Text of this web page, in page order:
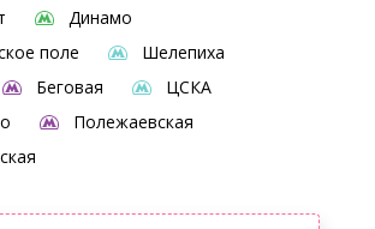
Динамо
поле
Шелепиха
Беговая
ЦСКА
Полежаевская